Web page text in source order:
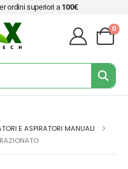
ordini superiori a 100€
0
E ASPIRATORI MANUALI